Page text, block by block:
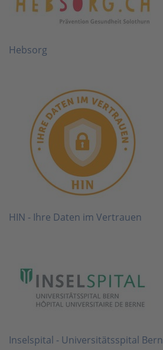
Hebsorg
HIN - Ihre Daten im Vertrauen
Inselspital - Universitätsspital Bern